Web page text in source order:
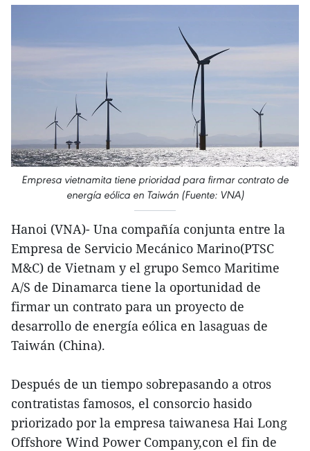
Empresa vietnamita tiene prioridad para firmar contrato de
energía eólica en Taiwán (Fuente: VNA)
Hanoi (VNA)- Una compañía conjunta entre la
Empresa de Servicio Mecánico Marino(PTSC
M&C) de Vietnam y el grupo Semco Maritime
A/S de Dinamarca tiene la oportunidad de
firmar un contrato para un proyecto de
desarrollo de energía eólica en lasaguas de
Taiwán (China).
Después de un tiempo sobrepasando a otros
contratistas famosos, el consorcio hasido
priorizado por la empresa taiwanesa Hai Long
Offshore Wind Power Company,con el fin de